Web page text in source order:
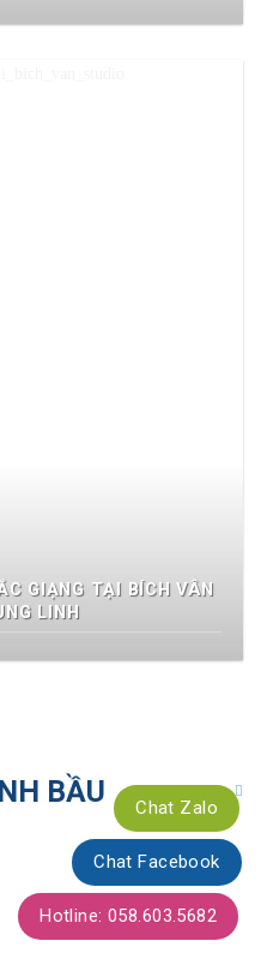
GIẠNG TẠI BÍCH VÂN
LINH
BẦU
Thêm
theo
dõi
Chat Zalo
Chat Facebook
Hotline: 058.603.5682